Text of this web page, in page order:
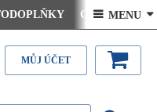
Ceny doručení
Články - návody Kontakt
 MENU 
MŮJ ÚČET